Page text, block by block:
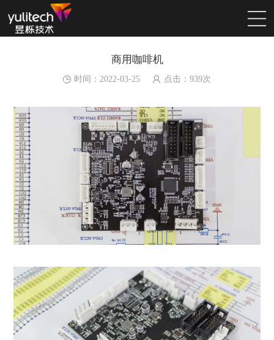
商用咖啡机
时间：2022-03-25 点击： 939次